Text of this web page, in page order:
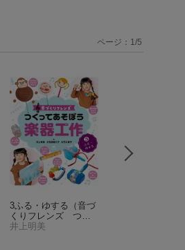
3ふる・ゆする （音づ
くりフレンズ つく
ってあそぼう楽器工
井上明美
ページ： 1 /5